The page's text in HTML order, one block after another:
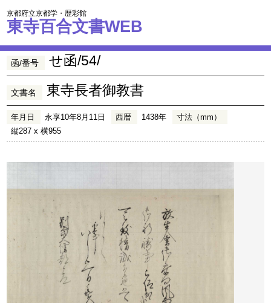
京都府立京都学・歴彩館
東寺百合文書WEB
函/番号 せ函/54/
文書名 東寺長者御教書
年月日 永享10年8月11日 西暦 1438年
寸法（mm）
縦287 x 横955